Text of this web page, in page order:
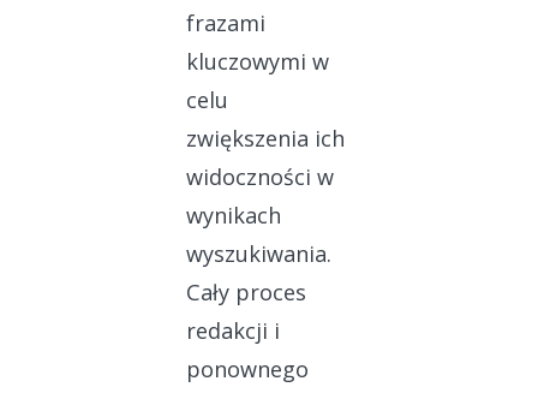
frazami
kluczowymi w
celu
zwiększenia ich
widoczności w
wynikach
wyszukiwania.
Cały proces
redakcji i
ponownego